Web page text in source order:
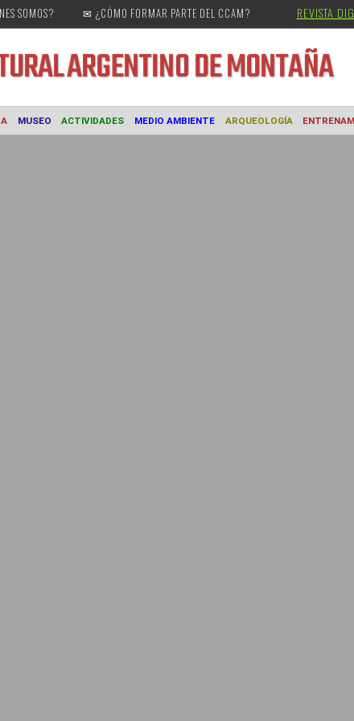
SOMOS? ✉ ¿CÓMO FORMAR PARTE DEL CCAM? REVISTA
ARGENTINO DE
MUSEO ACTIVIDADES MEDIO AMBIENTE